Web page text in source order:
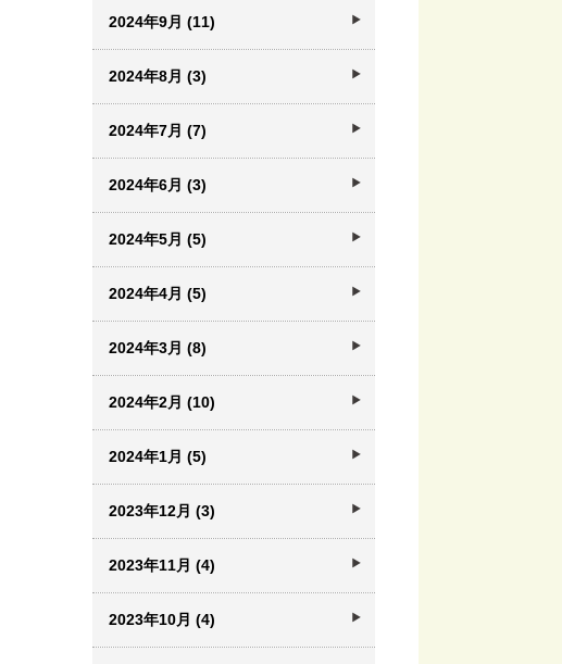
2024年9月 (11)
2024年8月 (3)
2024年7月 (7)
2024年6月 (3)
2024年5月 (5)
2024年4月 (5)
2024年3月 (8)
2024年2月 (10)
2024年1月 (5)
2023年12月 (3)
2023年11月 (4)
2023年10月 (4)